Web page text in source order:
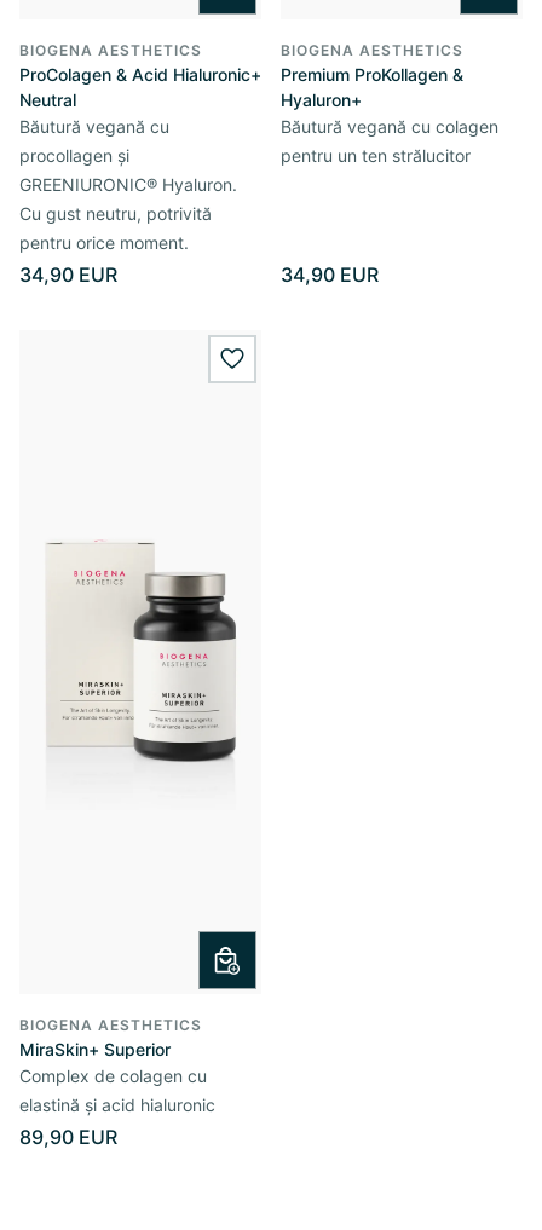
BIOGENA AESTHETICS
ProColagen & Acid Hialuronic+
Neutral
Băutură vegană cu
procollagen și
GREENIURONIC® Hyaluron.
Cu gust neutru, potrivită
pentru orice moment.
34,90 EUR
BIOGENA AESTHETICS
Premium ProKollagen &
Hyaluron+
Băutură vegană cu colagen
pentru un ten strălucitor
34,90 EUR
wishlist.add
BIOGENA AESTHETICS
MiraSkin+ Superior
Complex de colagen cu
elastină și acid hialuronic
89,90 EUR